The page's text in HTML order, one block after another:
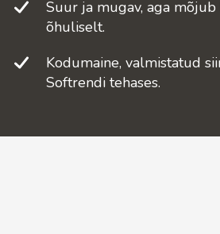
Suur ja mugav, aga
õhuliselt.
Kodumaine, valmistatud
Softrendi tehases.